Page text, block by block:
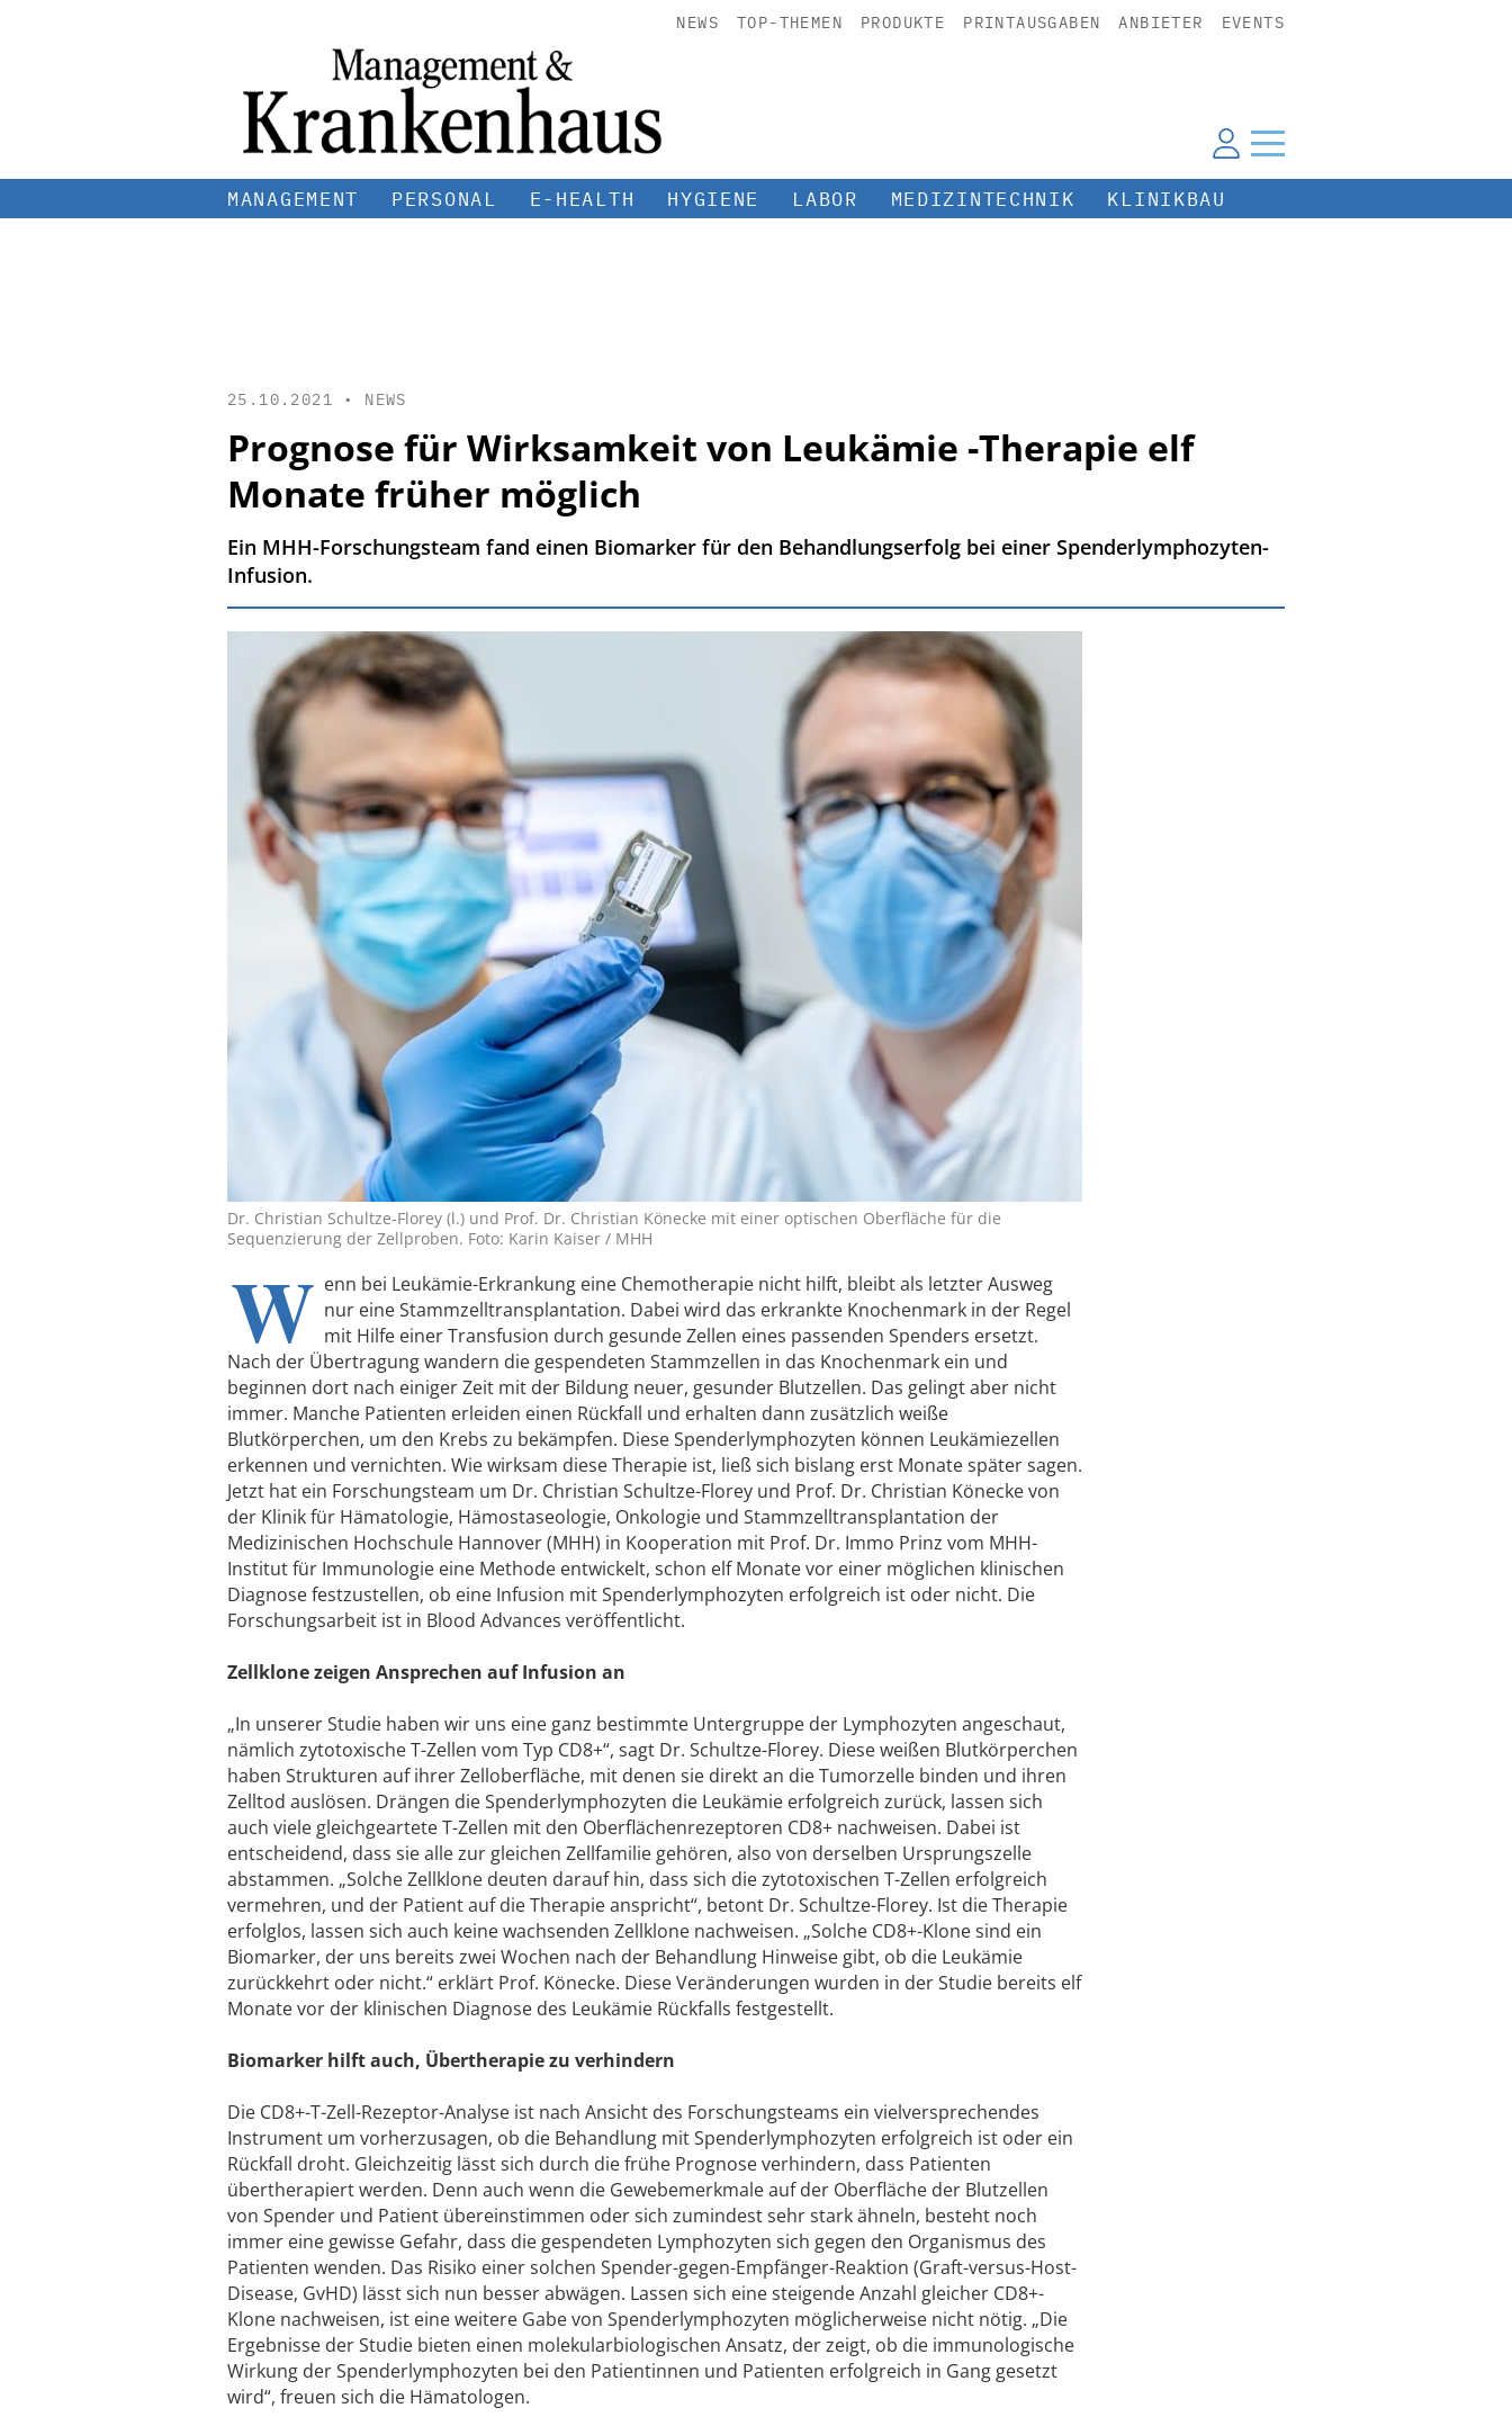
NEWS TOP-THEMEN PRODUKTE PRINTAUSGABEN ANBIETER EVENTS
MANAGEMENT PERSONAL E-HEALTH HYGIENE LABOR MEDIZINTECHNIK KLINIKBAU
25.10.2021 • NEWS
Prognose für Wirksamkeit von Leukämie -Therapie elf
Monate früher möglich
Ein MHH-Forschungsteam fand einen Biomarker für den Behandlungserfolg bei einer Spenderlymphozyten-
Infusion.
Dr. Christian Schultze-Florey (l.) und Prof. Dr. Christian Könecke mit einer optischen Oberfläche für die
Sequenzierung der Zellproben. Foto: Karin Kaiser / MHH
W enn bei Leukämie-Erkrankung eine Chemotherapie nicht hilft, bleibt als letzter Ausweg
nur eine Stammzelltransplantation. Dabei wird das erkrankte Knochenmark in der Regel
mit Hilfe einer Transfusion durch gesunde Zellen eines passenden Spenders ersetzt.
Nach der Übertragung wandern die gespendeten Stammzellen in das Knochenmark ein und
beginnen dort nach einiger Zeit mit der Bildung neuer, gesunder Blutzellen. Das gelingt aber nicht
immer. Manche Patienten erleiden einen Rückfall und erhalten dann zusätzlich weiße
Blutkörperchen, um den Krebs zu bekämpfen. Diese Spenderlymphozyten können Leukämiezellen
erkennen und vernichten. Wie wirksam diese Therapie ist, ließ sich bislang erst Monate später sagen.
Jetzt hat ein Forschungsteam um Dr. Christian Schultze-Florey und Prof. Dr. Christian Könecke von
der Klinik für Hämatologie, Hämostaseologie, Onkologie und Stammzelltransplantation der
Medizinischen Hochschule Hannover (MHH) in Kooperation mit Prof. Dr. Immo Prinz vom MHH-
Institut für Immunologie eine Methode entwickelt, schon elf Monate vor einer möglichen klinischen
Diagnose festzustellen, ob eine Infusion mit Spenderlymphozyten erfolgreich ist oder nicht. Die
Forschungsarbeit ist in Blood Advances veröffentlicht.
Zellklone zeigen Ansprechen auf Infusion an
„In unserer Studie haben wir uns eine ganz bestimmte Untergruppe der Lymphozyten angeschaut,
nämlich zytotoxische T-Zellen vom Typ CD8+“, sagt Dr. Schultze-Florey. Diese weißen Blutkörperchen
haben Strukturen auf ihrer Zelloberfläche, mit denen sie direkt an die Tumorzelle binden und ihren
Zelltod auslösen. Drängen die Spenderlymphozyten die Leukämie erfolgreich zurück, lassen sich
auch viele gleichgeartete T-Zellen mit den Oberflächenrezeptoren CD8+ nachweisen. Dabei ist
entscheidend, dass sie alle zur gleichen Zellfamilie gehören, also von derselben Ursprungszelle
abstammen. „Solche Zellklone deuten darauf hin, dass sich die zytotoxischen T-Zellen erfolgreich
vermehren, und der Patient auf die Therapie anspricht“, betont Dr. Schultze-Florey. Ist die Therapie
erfolglos, lassen sich auch keine wachsenden Zellklone nachweisen. „Solche CD8+-Klone sind ein
Biomarker, der uns bereits zwei Wochen nach der Behandlung Hinweise gibt, ob die Leukämie
zurückkehrt oder nicht.“ erklärt Prof. Könecke. Diese Veränderungen wurden in der Studie bereits elf
Monate vor der klinischen Diagnose des Leukämie Rückfalls festgestellt.
Biomarker hilft auch, Übertherapie zu verhindern
Die CD8+-T-Zell-Rezeptor-Analyse ist nach Ansicht des Forschungsteams ein vielversprechendes
Instrument um vorherzusagen, ob die Behandlung mit Spenderlymphozyten erfolgreich ist oder ein
Rückfall droht. Gleichzeitig lässt sich durch die frühe Prognose verhindern, dass Patienten
übertherapiert werden. Denn auch wenn die Gewebemerkmale auf der Oberfläche der Blutzellen
von Spender und Patient übereinstimmen oder sich zumindest sehr stark ähneln, besteht noch
immer eine gewisse Gefahr, dass die gespendeten Lymphozyten sich gegen den Organismus des
Patienten wenden. Das Risiko einer solchen Spender-gegen-Empfänger-Reaktion (Graft-versus-Host-
Disease, GvHD) lässt sich nun besser abwägen. Lassen sich eine steigende Anzahl gleicher CD8+-
Klone nachweisen, ist eine weitere Gabe von Spenderlymphozyten möglicherweise nicht nötig. „Die
Ergebnisse der Studie bieten einen molekularbiologischen Ansatz, der zeigt, ob die immunologische
Wirkung der Spenderlymphozyten bei den Patientinnen und Patienten erfolgreich in Gang gesetzt
wird“, freuen sich die Hämatologen.